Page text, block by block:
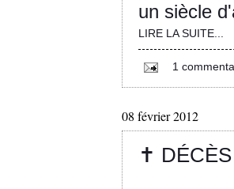
un siècle
LIRE LA SUITE...
1
08 février 2012
✝